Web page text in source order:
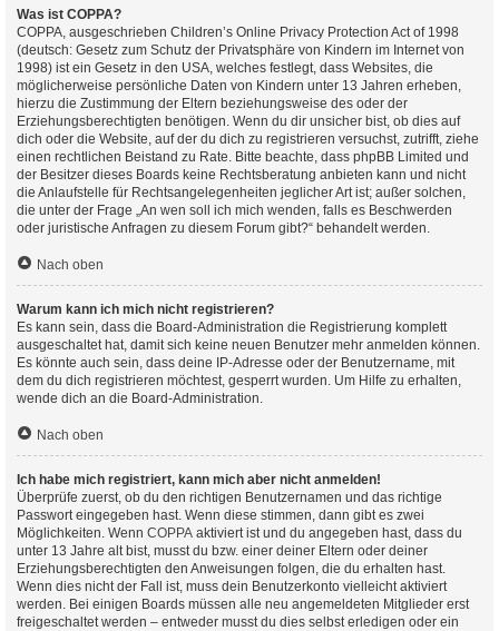
Was ist COPPA?
COPPA, ausgeschrieben Children’s Online Privacy Protection Act of 1998
(deutsch: Gesetz zum Schutz der Privatsphäre von Kindern im Internet von
1998) ist ein Gesetz in den USA, welches festlegt, dass Websites, die
möglicherweise persönliche Daten von Kindern unter 13 Jahren erheben,
hierzu die Zustimmung der Eltern beziehungsweise des oder der
Erziehungsberechtigten benötigen. Wenn du dir unsicher bist, ob dies auf
dich oder die Website, auf der du dich zu registrieren versuchst, zutrifft, ziehe
einen rechtlichen Beistand zu Rate. Bitte beachte, dass phpBB Limited und
der Besitzer dieses Boards keine Rechtsberatung anbieten kann und nicht
die Anlaufstelle für Rechtsangelegenheiten jeglicher Art ist; außer solchen,
die unter der Frage „An wen soll ich mich wenden, falls es Beschwerden
oder juristische Anfragen zu diesem Forum gibt?“ behandelt werden.
Nach oben
Warum kann ich mich nicht registrieren?
Es kann sein, dass die Board-Administration die Registrierung komplett
ausgeschaltet hat, damit sich keine neuen Benutzer mehr anmelden können.
Es könnte auch sein, dass deine IP-Adresse oder der Benutzername, mit
dem du dich registrieren möchtest, gesperrt wurden. Um Hilfe zu erhalten,
wende dich an die Board-Administration.
Nach oben
Ich habe mich registriert, kann mich aber nicht anmelden!
Überprüfe zuerst, ob du den richtigen Benutzernamen und das richtige
Passwort eingegeben hast. Wenn diese stimmen, dann gibt es zwei
Möglichkeiten. Wenn COPPA aktiviert ist und du angegeben hast, dass du
unter 13 Jahre alt bist, musst du bzw. einer deiner Eltern oder deiner
Erziehungsberechtigten den Anweisungen folgen, die du erhalten hast.
Wenn dies nicht der Fall ist, muss dein Benutzerkonto vielleicht aktiviert
werden. Bei einigen Boards müssen alle neu angemeldeten Mitglieder erst
freigeschaltet werden – entweder musst du dies selbst erledigen oder ein